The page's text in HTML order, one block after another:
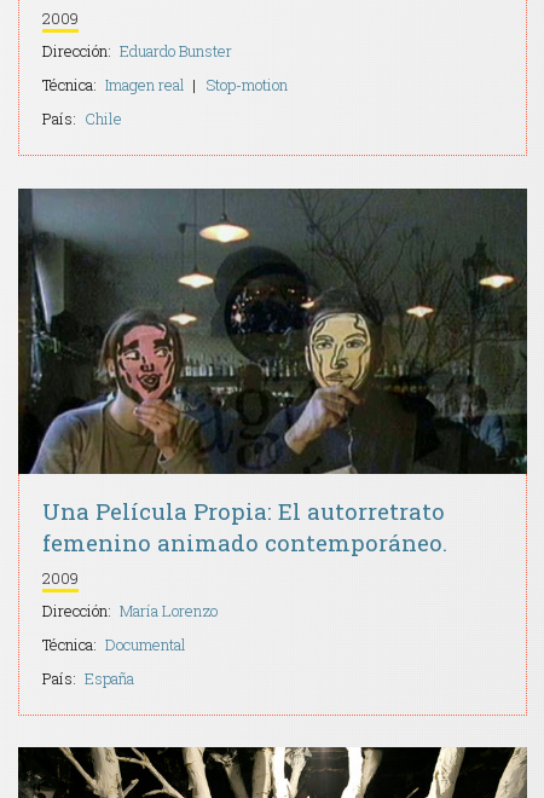
2009
Dirección: Eduardo Bunster
Técnica: Imagen real
Stop-motion
País: Chile
Una Película Propia: El autorretrato
femenino animado contemporáneo.
2009
Dirección: María Lorenzo
Técnica: Documental
País: España